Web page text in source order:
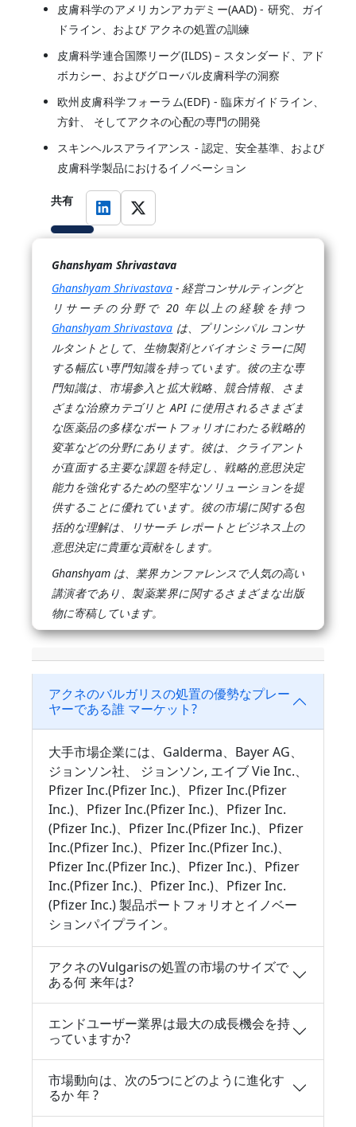
皮膚科学のアメリカンアカデミー(AAD) - 研究、ガイ
ドライン、および アクネの処置の訓練
皮膚科学連合国際リーグ(ILDS) – スタンダード、アド
ボカシー、およびグローバル皮膚科学の洞察
欧州皮膚科学フォーラム(EDF) - 臨床ガイドライン、
方針、 そしてアクネの心配の専門の開発
スキンヘルスアライアンス - 認定、安全基準、および
皮膚科学製品におけるイノベーション
共有
Ghanshyam Shrivastava
Ghanshyam Shrivastava - 経営コンサルティングと
リサーチの分野で 20 年以上の経験を持つ
Ghanshyam Shrivastava は、プリンシパル コンサ
ルタントとして、生物製剤とバイオシミラーに関
する幅広い専門知識を持っています。彼の主な専
門知識は、市場参入と拡大戦略、競合情報、さま
ざまな治療カテゴリと API に使用されるさまざま
な医薬品の多様なポートフォリオにわたる戦略的
変革などの分野にあります。彼は、クライアント
が直面する主要な課題を特定し、戦略的意思決定
能力を強化するための堅牢なソリューションを提
供することに優れています。彼の市場に関する包
括的な理解は、リサーチ レポートとビジネス上の
意思決定に貴重な貢献をします。
Ghanshyam は、業界カンファレンスで人気の高い
講演者であり、製薬業界に関するさまざまな出版
物に寄稿しています。
アクネのバルガリスの処置の優勢なプレー
ヤーである誰 マーケット?
大手市場企業には、Galderma、Bayer AG、
ジョンソン社、 ジョンソン, エイブ Vie Inc.、
Pfizer Inc.(Pfizer Inc.)、Pfizer Inc.(Pfizer
Inc.)、Pfizer Inc.(Pfizer Inc.)、Pfizer Inc.
(Pfizer Inc.)、Pfizer Inc.(Pfizer Inc.)、Pfizer
Inc.(Pfizer Inc.)、Pfizer Inc.(Pfizer Inc.)、
Pfizer Inc.(Pfizer Inc.)、Pfizer Inc.)、Pfizer
Inc.(Pfizer Inc.)、Pfizer Inc.)、Pfizer Inc.
(Pfizer Inc.) 製品ポートフォリオとイノベー
ションパイプライン。
アクネのVulgarisの処置の市場のサイズで
ある何 来年は?
エンドユーザー業界は最大の成長機会を持
っていますか?
市場動向は、次の5つにどのように進化す
るか 年 ?